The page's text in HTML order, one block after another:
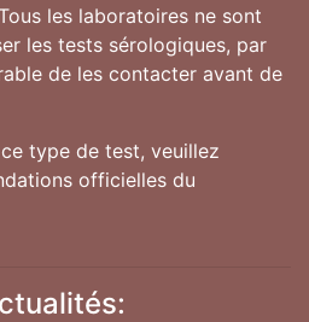
les laboratoires ne sont
les tests sérologiques, par
de les contacter avant de
type de test, veuillez
officielles du